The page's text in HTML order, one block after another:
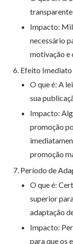
Impacto:
necessário
motivação e
Efeito Imediato
O que é: A
sua
Impacto:
promoção
promoção
Período de
O que é:
superior
adaptação
Impacto:
para que os